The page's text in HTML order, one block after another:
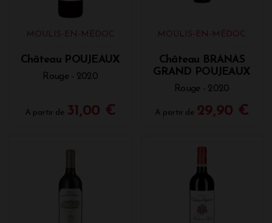
MOULIS-EN-MÉDOC
Château POUJEAUX
Rouge - 2020
A partir de 31,00 €
MOULIS-EN-MÉDOC
Château BRANAS
GRAND POUJEAUX
Rouge - 2020
A partir de 29,90 €